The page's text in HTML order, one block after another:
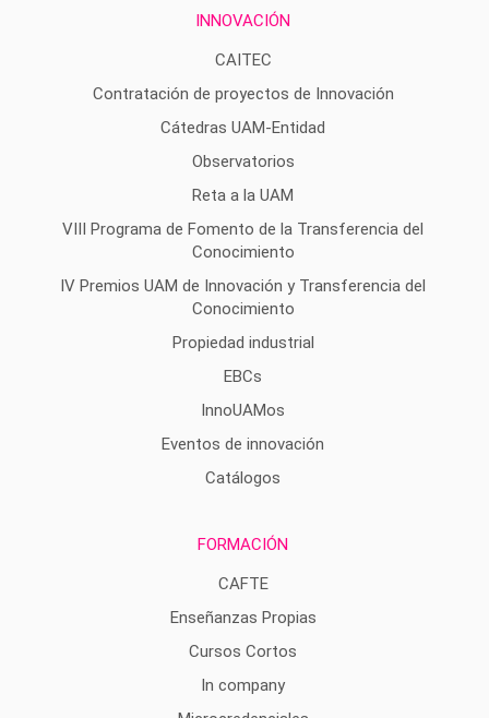
INNOVACIÓN
CAITEC
Contratación de proyectos de Innovación
Cátedras UAM-Entidad
Observatorios
Reta a la UAM
VIII Programa de Fomento de la Transferencia del
Conocimiento
IV Premios UAM de Innovación y Transferencia del
Conocimiento
Propiedad industrial
EBCs
InnoUAMos
Eventos de innovación
Catálogos
FORMACIÓN
CAFTE
Enseñanzas Propias
Cursos Cortos
In company